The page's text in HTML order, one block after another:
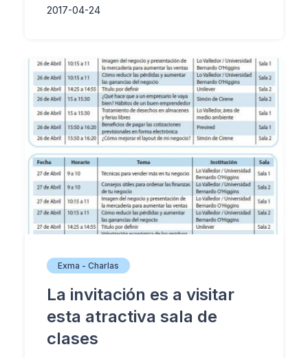
2017-04-24
Exma - Charlas
La invitación es a visitar
esta atractiva sala de
clases